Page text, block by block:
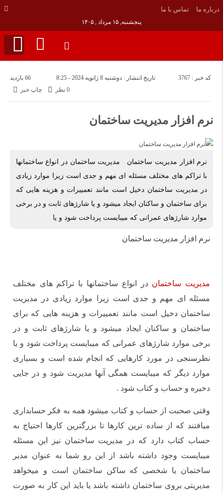
درباره ما تماس با ما
پنجشنبه, ۱۵ مرداد , ۱۴۰۵
تاریخ انتشار : دوشنبه 8 ژانویه 2024 - 8:25 66 بازدید
کد خبر : 3767
چاپ خبر
0 نظر
نرم افزار مدیریت ساختمان
نرم افزار مدیریت ساختمان مدیریت ساختمان در انواع ساختمانها
با تراکم های مختلف مسئله ای مهم و جدی است زیرا موارد زیادی
در مدیریت ساختمان دخیل است مانند تعمییرات و هزینه هایی که
برای ساختمان و ساکنان ایجاد میشود و یا شارژهای ثابت و در برخی
موارد شارژهای عمرانی که میبایست پرداخت شود و یا
نرم افزار مدیریت ساختمان
مدیریت ساختمان در انواع ساختمانها با تراکم های مختلف
مسئله ای مهم و جدی است زیرا موارد زیادی در مدیریت
ساختمان دخیل است مانند تعمییرات و هزینه هایی که برای
ساختمان و ساکنان ایجاد میشود و یا شارژهای ثابت و در
برخی موارد شارژهای عمرانی که میبایست پرداخت شود و یا
نظرسنجی در مورد کارهایی که انجام شده است و بسیاری
موارد دیگر که میبایست همگی آنها مدیریت شود و در جایی
دخیره و حساب و کتاب شود .
وقتی صحبت از حساب و کتاب میشود همه به فکر حسابداری
میافتند که از ساده ترین کارها تا بزرگترین کارها احتیاج به
حساب کتاب دارد که در مدیریت ساختمان نیز این مسئله
میبایست وجود داشته باشد از این رو شما به عنوان مدیر
ساختمان یا شخصی که ساکن ساختمان است و میخواهد
مدیریتی بروی ساختمان داشته باشد یا باید این کار به صورت